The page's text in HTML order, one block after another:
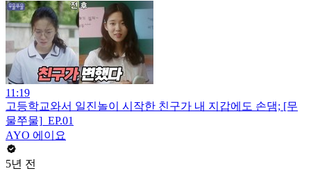
11:19
고등학교와서 일진놀이 시작한 친구가 내 지갑에도 손댐; [무
물쭈물]_EP.01
AYO 에이요
5년 전